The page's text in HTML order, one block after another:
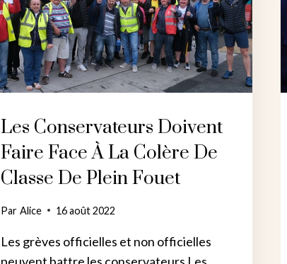
Les Conservateurs Doivent
Faire Face À La Colère De
Classe De Plein Fouet
Par Alice 16 août 2022
Les grèves officielles et non officielles